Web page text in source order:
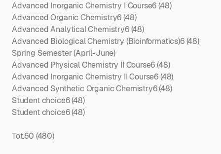
Advanced Inorganic Chemistry I Course6 (48)
Advanced Organic Chemistry6 (48)
Advanced Analytical Chemistry6 (48)
Advanced Biological Chemistry (Bioinformatics)6 (48)
Spring Semester (April-June)
Advanced Physical Chemistry II Course6 (48)
Advanced Inorganic Chemistry II Course6 (48)
Advanced Synthetic Organic Chemistry6 (48)
Student choice6 (48)
Student choice6 (48)
Tot.60 (480)